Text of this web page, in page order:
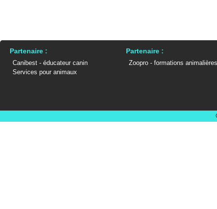
Partenaire :
Canibest - éducateur canin
Services pour animaux
Partenaire :
Zoopro - formations animalières